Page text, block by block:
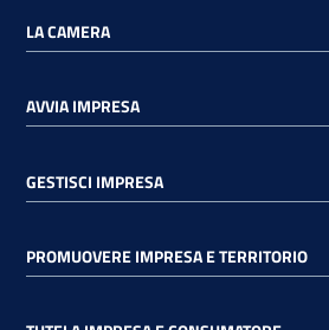
online
LA CAMERA
AVVIA IMPRESA
GESTISCI IMPRESA
PROMUOVERE IMPRESA E TERRITORIO